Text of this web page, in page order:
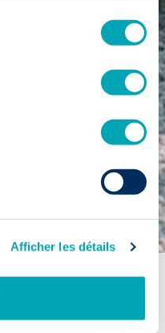
Afficher les détails